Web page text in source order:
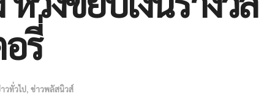
รี่
วทั่วไป, ข่าวพลัสนิวส์